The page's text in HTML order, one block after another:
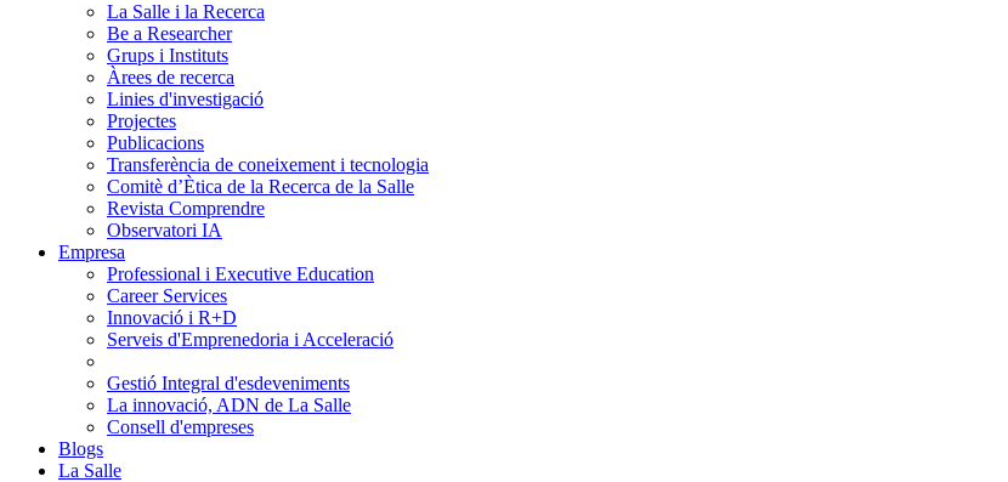
La Salle i la Recerca
Be a Researcher
Grups i Instituts
Àrees de recerca
Linies d'investigació
Projectes
Publicacions
Transferència de coneixement i tecnologia
Comitè d’Ètica de la Recerca de la Salle
Revista Comprendre
Observatori IA
Empresa
Professional i Executive Education
Career Services
Innovació i R+D
Serveis d'Emprenedoria i Acceleració
Gestió Integral d'esdeveniments
La innovació, ADN de La Salle
Consell d'empreses
Blogs
La Salle